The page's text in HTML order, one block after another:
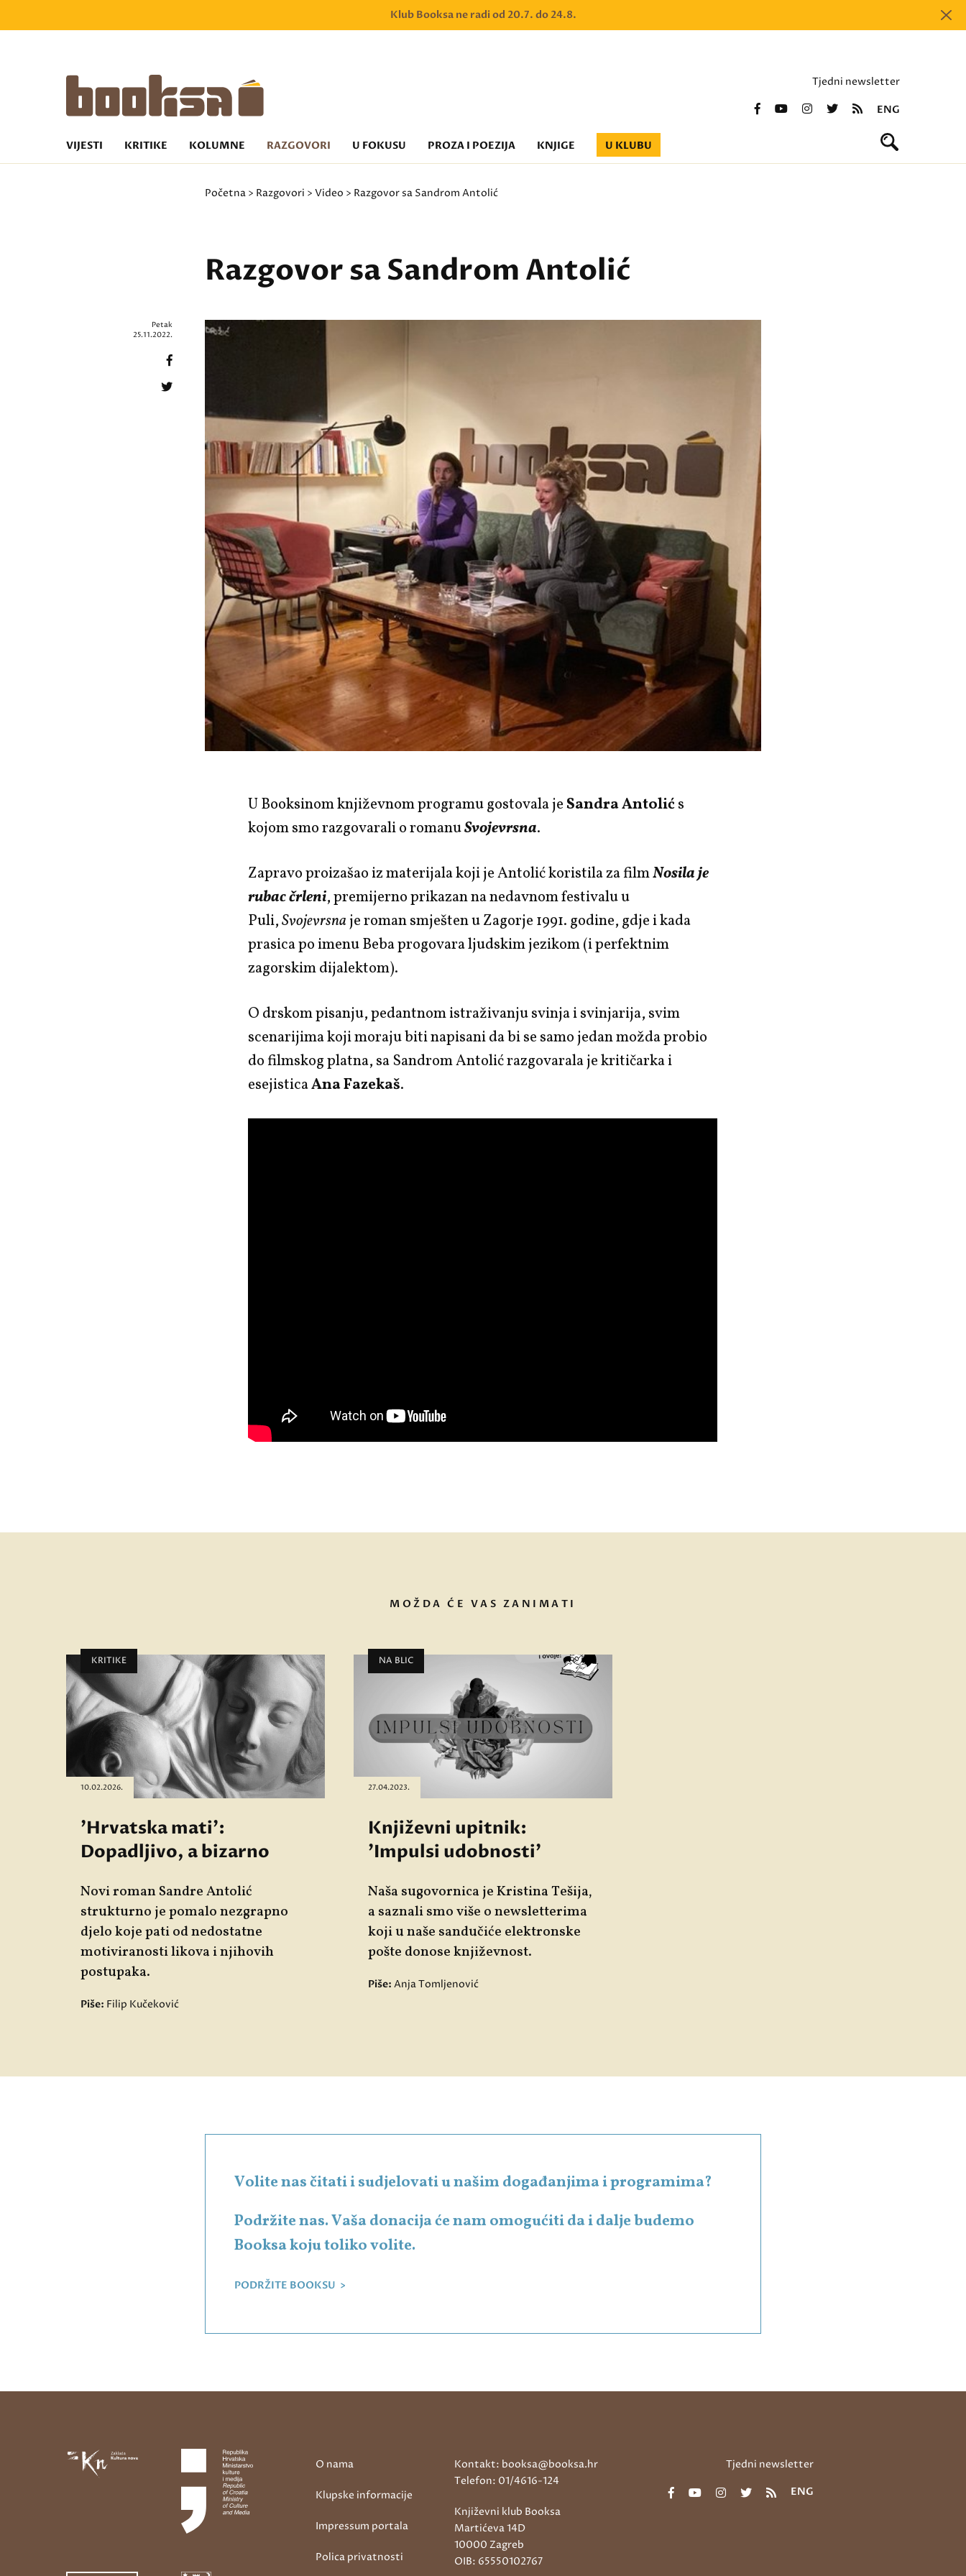
Klub Booksa ne radi od 20.7. do 24.8.
Tjedni newsletter
ENG
VIJESTI KRITIKE KOLUMNE RAZGOVORI U FOKUSU PROZA I POEZIJA KNJIGE U KLUBU
Početna > Razgovori >Video > Razgovor sa Sandrom Antolić
Razgovor sa Sandrom Antolić
Petak
25.11.2022.
U Booksinom književnom programu gostovala jeSandra Antolićs
kojom smo razgovarali o romanuSvojevrsna.
Zapravo proizašao iz materijala koji je Antolić koristila za filmNosila je
rubac črleni, premijerno prikazan na nedavnom festivalu u
Puli,Svojevrsnaje roman smješten u Zagorje 1991. godine, gdje i kada
prasica po imenu Beba progovara ljudskim jezikom (i perfektnim
zagorskim dijalektom).
O drskom pisanju, pedantnom istraživanju svinja i svinjarija, svim
scenarijima koji moraju biti napisani da bi se samo jedan možda probio
do filmskog platna, sa Sandrom Antolić razgovarala je kritičarka i
esejisticaAna Fazekaš.
MOŽDA ĆE VAS ZANIMATI
KRITIKE
10.02.2026.
'Hrvatska mati':
Dopadljivo, a bizarno
Novi roman Sandre Antolić
strukturno je pomalo nezgrapno
djelo koje pati od nedostatne
motiviranosti likova i njihovih
postupaka.
Piše: Filip Kučeković
NA BLIC
27.04.2023.
Književni upitnik:
'Impulsi udobnosti'
Naša sugovornica je Kristina Tešija,
a saznali smo više o newsletterima
koji u naše sandučiće elektronske
pošte donose književnost.
Piše: Anja Tomljenović
Volite nas čitati i sudjelovati u našim događanjima i programima?
Podržite nas. Vaša donacija će nam omogućiti da i dalje budemo
Booksa koju toliko volite.
PODRŽITE BOOKSU >
O nama
Klupske informacije
Impressum portala
Polica privatnosti
Kontakt: booksa@booksa.hr
Telefon: 01/4616-124
Književni klub Booksa
Martićeva 14D
10000 Zagreb
OIB: 65550102767
Tjedni newsletter
ENG